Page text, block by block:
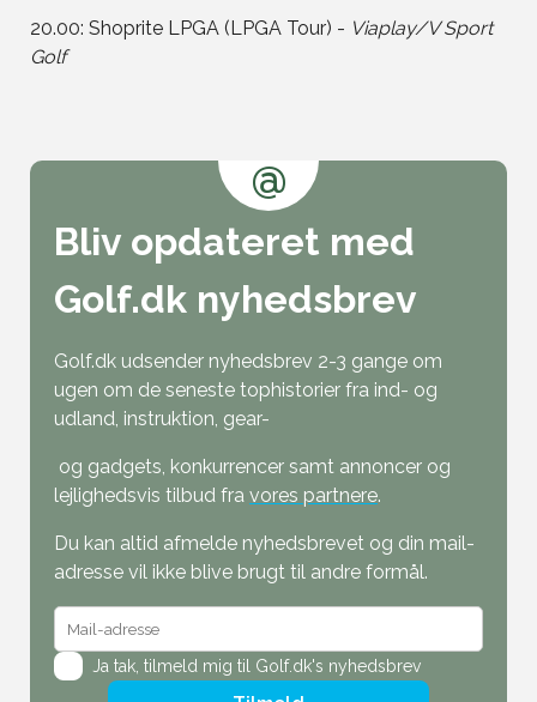
20.00: Shoprite LPGA (LPGA Tour) - Viaplay/V Sport
Golf
@
Bliv opdateret med
Golf.dk nyhedsbrev
Golf.dk udsender nyhedsbrev 2-3 gange om
ugen om de seneste tophistorier fra ind- og
udland, instruktion, gear-
og gadgets, konkurrencer samt annoncer og
lejlighedsvis tilbud fra vores partnere.
Du kan altid afmelde nyhedsbrevet og din mail-
adresse vil ikke blive brugt til andre formål.
Ja tak, tilmeld mig til Golf.dk's nyhedsbrev